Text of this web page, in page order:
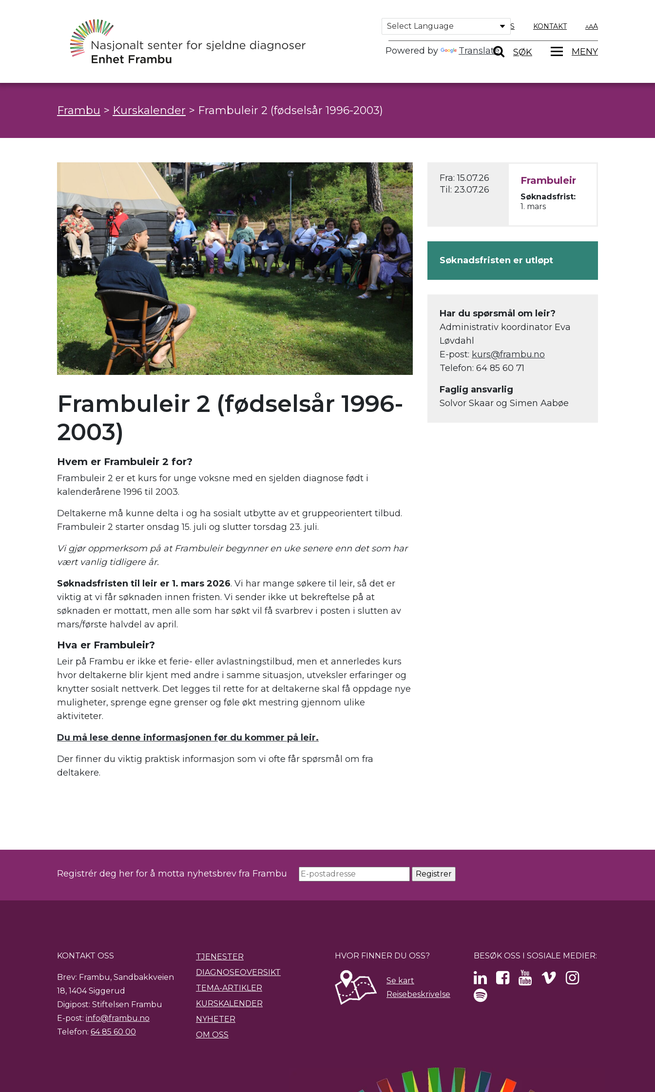
Powered by Translate
OM OSS KONTAKT A
SØK MENY
Frambu > Kurskalender > Frambuleir 2 (fødselsår 1996-2003)
Frambuleir 2 (fødselsår 1996-
2003)
Fra:15.07.26
Til: 23.07.26
Frambuleir
Søknadsfrist:
1. mars
Søknadsfristen er utløpt
Har du spørsmål om leir?
Administrativ koordinator Eva
Løvdahl
E-post: kurs@frambu.no
Telefon: 64 85 60 71
Faglig ansvarlig
Solvor Skaar og Simen Aabøe
Hvem er Frambuleir 2 for?
Frambuleir 2 er et kurs for unge voksne med en sjelden diagnose født i
kalenderårene 1996 til 2003.
Deltakerne må kunne delta i og ha sosialt utbytte av et gruppeorientert tilbud.
Frambuleir 2 starter onsdag 15. juli og slutter torsdag 23. juli.
Vi gjør oppmerksom på at Frambuleir begynner en uke senere enn det som har
vært vanlig tidligere år.
Søknadsfristen til leir er 1. mars 2026. Vi har mange søkere til leir, så det er
viktig at vi får søknaden innen fristen. Vi sender ikke ut bekreftelse på at
søknaden er mottatt, men alle som har søkt vil få svarbrev i posten i slutten av
mars/første halvdel av april.
Hva er Frambuleir?
Leir på Frambu er ikke et ferie- eller avlastningstilbud, men et annerledes kurs
hvor deltakerne blir kjent med andre i samme situasjon, utveksler erfaringer og
knytter sosialt nettverk. Det legges til rette for at deltakerne skal få oppdage nye
muligheter, sprenge egne grenser og føle økt mestring gjennom ulike
aktiviteter.
Du må lese denne informasjonen før du kommer på leir.
Der finner du viktig praktisk informasjon som vi ofte får spørsmål om fra
deltakere.
Registrér deg her for å motta nyhetsbrev fra Frambu
KONTAKT OSS
Brev: Frambu, Sandbakkveien
18, 1404 Siggerud
Digipost: Stiftelsen Frambu
E-post: info@frambu.no
Telefon: 64 85 60 00
TJENESTER
DIAGNOSEOVERSIKT
TEMA-ARTIKLER
KURSKALENDER
NYHETER
OM OSS
HVOR FINNER DU OSS?
Se kart
Reisebeskrivelse
BESØK OSS I SOSIALE MEDIER: